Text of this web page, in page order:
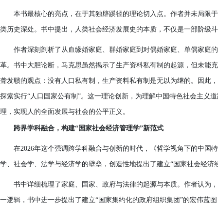
本书最核心的亮点，在于其独辟蹊径的理论切入点。作者并未局限
类历史深处。书中提出，人类社会经济发展史的本质，不仅是一部阶级
作者深刻剖析了从血缘婚家庭、群婚家庭到对偶婚家庭、单偶家庭
革。书中大胆论断，马克思虽然揭示了生产资料私有制的起源，但未能
聋发聩的观点：没有人口私有制，生产资料私有制是无以为继的。因此
探索实行“人口国家公有制”。这一理论创新，为理解中国特色社会主义
理，实现人的全面发展与社会的公平正义。
跨界学科融合，构建“国家社会经济管理学”新范式
在2026年这个强调跨学科融合与创新的时代，《哲学视角下的中国
学、社会学、法学与经济学的壁垒，创造性地提出了建立“国家社会经济
书中详细梳理了家庭、国家、政府与法律的起源与本质。作者认为
一逻辑，书中进一步提出了建立“国家集约化的政府组织集团”的宏伟蓝